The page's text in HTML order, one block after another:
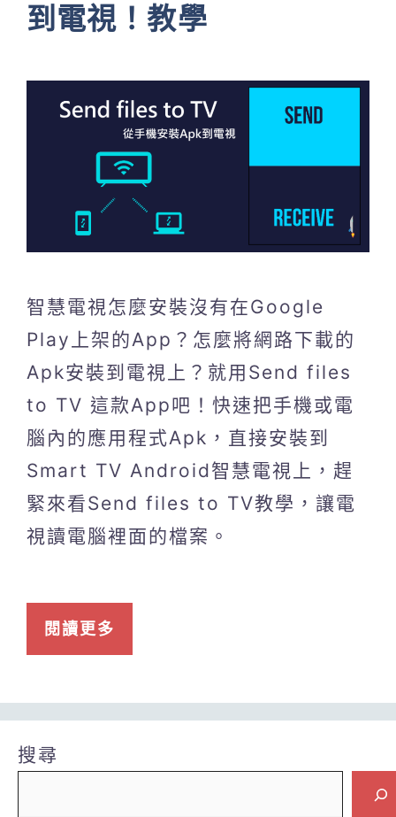
到電視！教學
智慧電視怎麼安裝沒有在Google
Play上架的App？怎麼將網路下載的
Apk安裝到電視上？就用Send files
to TV 這款App吧！快速把手機或電
腦內的應用程式Apk，直接安裝到
Smart TV Android智慧電視上，趕
緊來看Send files to TV教學，讓電
視讀電腦裡面的檔案。
閱讀更多
搜尋